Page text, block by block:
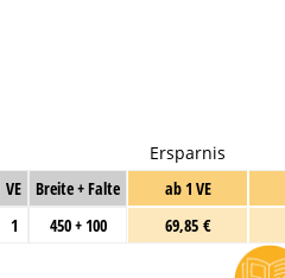
Ersparnis
VE Breite + Falte ab 1 VE
1 450 + 100 69,85 €